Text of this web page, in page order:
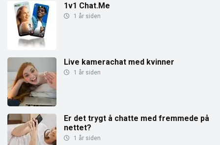
1v1 Chat.Me
1 år siden
Live kamerachat med kvinner
1 år siden
Er det trygt å chatte med fremmede på
nettet?
1 år siden